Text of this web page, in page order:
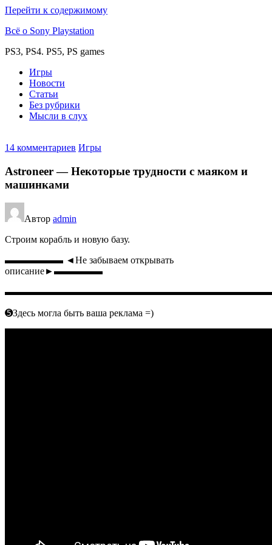
Перейти к содержимому
Всё о Sony Playstation
PS3, PS4. PS5, PS games
Игры
Новости
Статьи
Без рубрики
Мысли в слух
14 комментариев Игры
Astroneer — Некоторые трудности с маяком и
машинками
Автор admin
Строим корабль и новую базу.
▬▬▬▬▬▬ ◄Не забываем открывать
описание►▬▬▬▬▬
➎Здесь могла быть ваша реклама =)